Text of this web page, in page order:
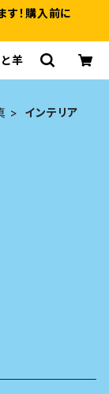
す！購入前に
羊
インテリア